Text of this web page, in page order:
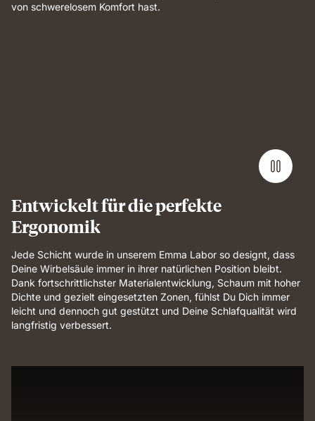
von schwerelosem Komfort hast.
Entwickelt für die perfekte
Ergonomik
Jede Schicht wurde in unserem Emma Labor so designt, dass
Deine Wirbelsäule immer in ihrer natürlichen Position bleibt.
Dank fortschrittlichster Materialentwicklung, Schaum mit hoher
Dichte und gezielt eingesetzten Zonen, fühlst Du Dich immer
leicht und dennoch gut gestützt und Deine Schlafqualität wird
langfristig verbessert.